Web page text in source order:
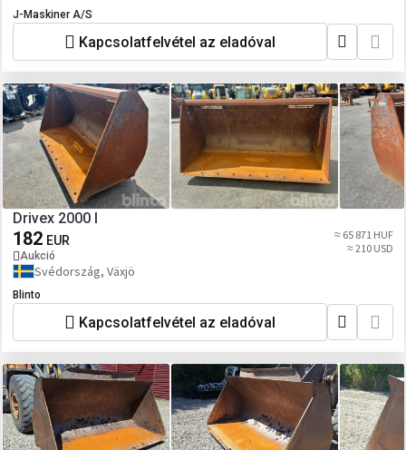
J-Maskiner A/S
Kapcsolatfelvétel az eladóval
Drivex 2000 l
182 EUR
Aukció
≈ 65 871 HUF
≈ 210 USD
Svédország, Växjö
Blinto
Kapcsolatfelvétel az eladóval